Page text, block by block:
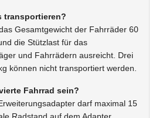
transportieren?
Gesamtgewicht der Fahrräder 60
die Stützlast für das
und Fahrrädern ausreicht. Drei
können nicht transportiert werden.
Fahrrad sein?
darf maximal 15